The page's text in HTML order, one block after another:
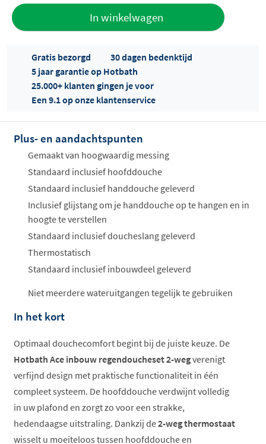
In winkelwagen
Offertes
ophalen...
Gratis bezorgd
30 dagen bedenktijd
5 jaar garantie op Hotbath
25.000+ klanten gingen je voor
Een 9.1 op onze klantenservice
Plus- en aandachtspunten
Gemaakt van hoogwaardig messing
Standaard inclusief hoofddouche
Standaard inclusief handdouche geleverd
Inclusief glijstang om je handdouche op te hangen en in
hoogte te verstellen
Standaard inclusief doucheslang geleverd
Thermostatisch
Standaard inclusief inbouwdeel geleverd
Niet meerdere wateruitgangen tegelijk te gebruiken
In het kort
Optimaal douchecomfort begint bij de juiste keuze. De
Hotbath Ace inbouw regendoucheset 2-wegverenigt
verfijnd design met praktische functionaliteit in één
compleet systeem. De hoofddouche verdwijnt volledig
in uw plafond en zorgt zo voor een strakke,
hedendaagse uitstraling. Dankzij de2-weg thermostaat
wisselt u moeiteloos tussen hoofddouche en